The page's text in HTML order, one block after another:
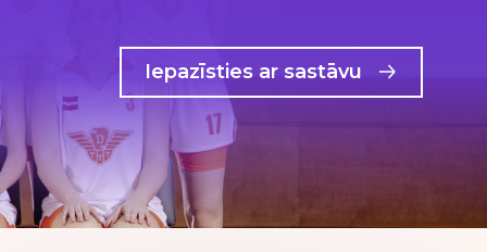
Iepazīsties ar sastāvu